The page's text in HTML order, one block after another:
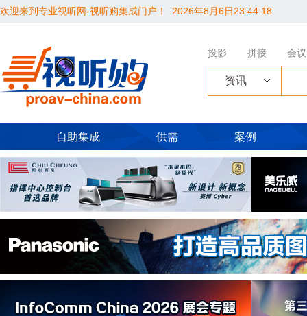
欢迎来到专业视听网-视听购集成门户！ 2026年8月6日23:44:19
投影 拼接 会议
资讯
自助集成 供需 案例